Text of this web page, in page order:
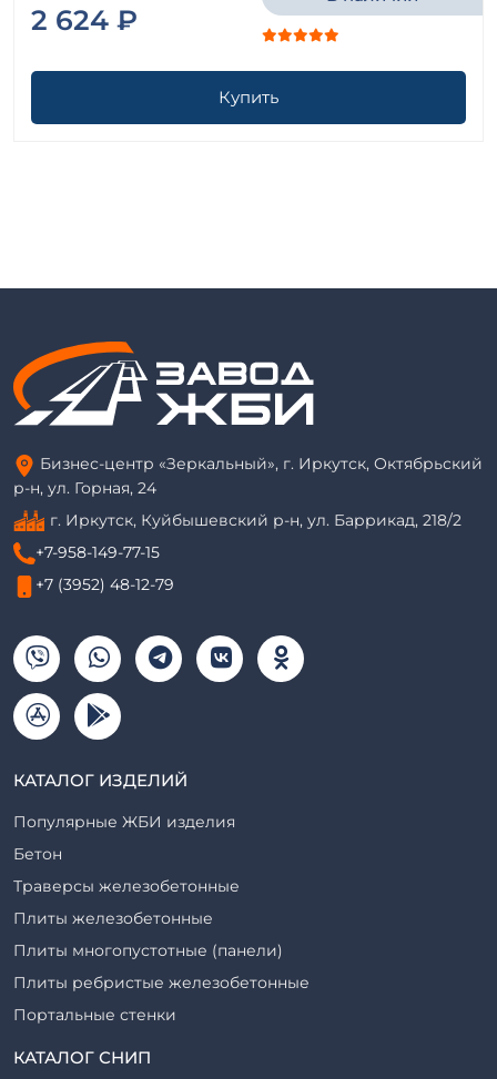
2 624 ₽
Купить
Бизнес-центр «Зеркальный», г. Иркутск, Октябрьский
р-н, ул. Горная, 24
г. Иркутск, Куйбышевский р-н, ул. Баррикад, 218/2
+7-958-149-77-15
+7 (3952) 48-12-79
КАТАЛОГ ИЗДЕЛИЙ
Популярные ЖБИ изделия
Бетон
Траверсы железобетонные
Плиты железобетонные
Плиты многопустотные (панели)
Плиты ребристые железобетонные
Портальные стенки
Прогоны железобетонные
КАТАЛОГ СНИП